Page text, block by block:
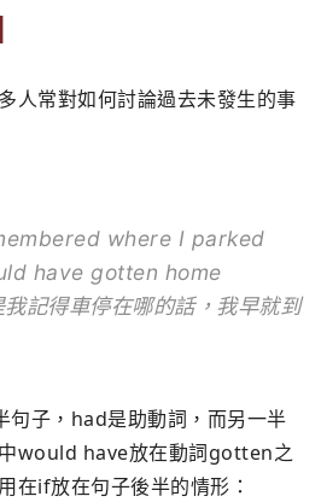
人常對如何討論過去未發生的事
where I parked
have gotten home
記得車停在哪的話，我早就到
句子，had是助動詞，而另一半
would have放在動詞gotten之
在if放在句子後半的情形：